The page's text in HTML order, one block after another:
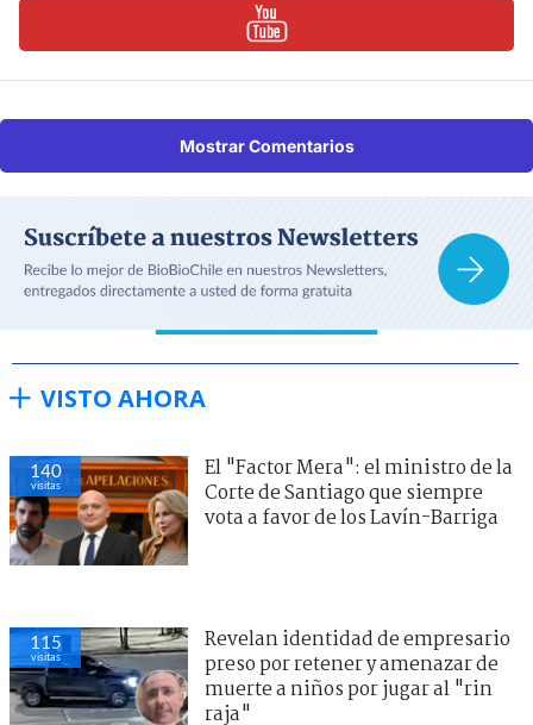
Mostrar Comentarios
VISTO AHORA
140
visitas
El "Factor Mera": el ministro de la
Corte de Santiago que siempre
vota a favor de los Lavín-Barriga
115
visitas
Revelan identidad de empresario
preso por retener y amenazar de
muerte a niños por jugar al "rin
raja"